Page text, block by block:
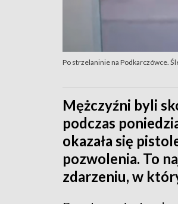
Po strzelaninie na Podkarczówce.
Mężczyźni byli
podczas
okazała się
pozwolenia. To
zdarzeniu, w